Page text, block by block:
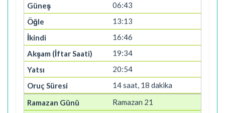
06:43
13:13
16:46
19:34
20:54
14 saat, 18 dakika
Ramazan 21